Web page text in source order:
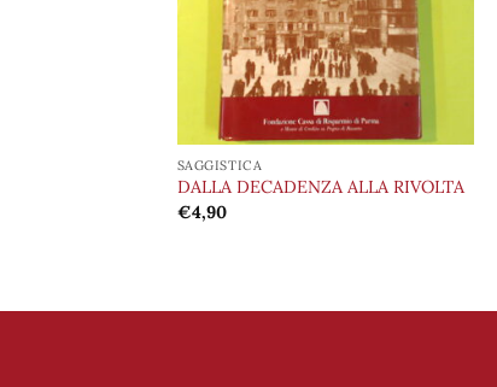
SAGGISTICA
DALLA DECADENZA ALLA RIVOLTA
€4,90